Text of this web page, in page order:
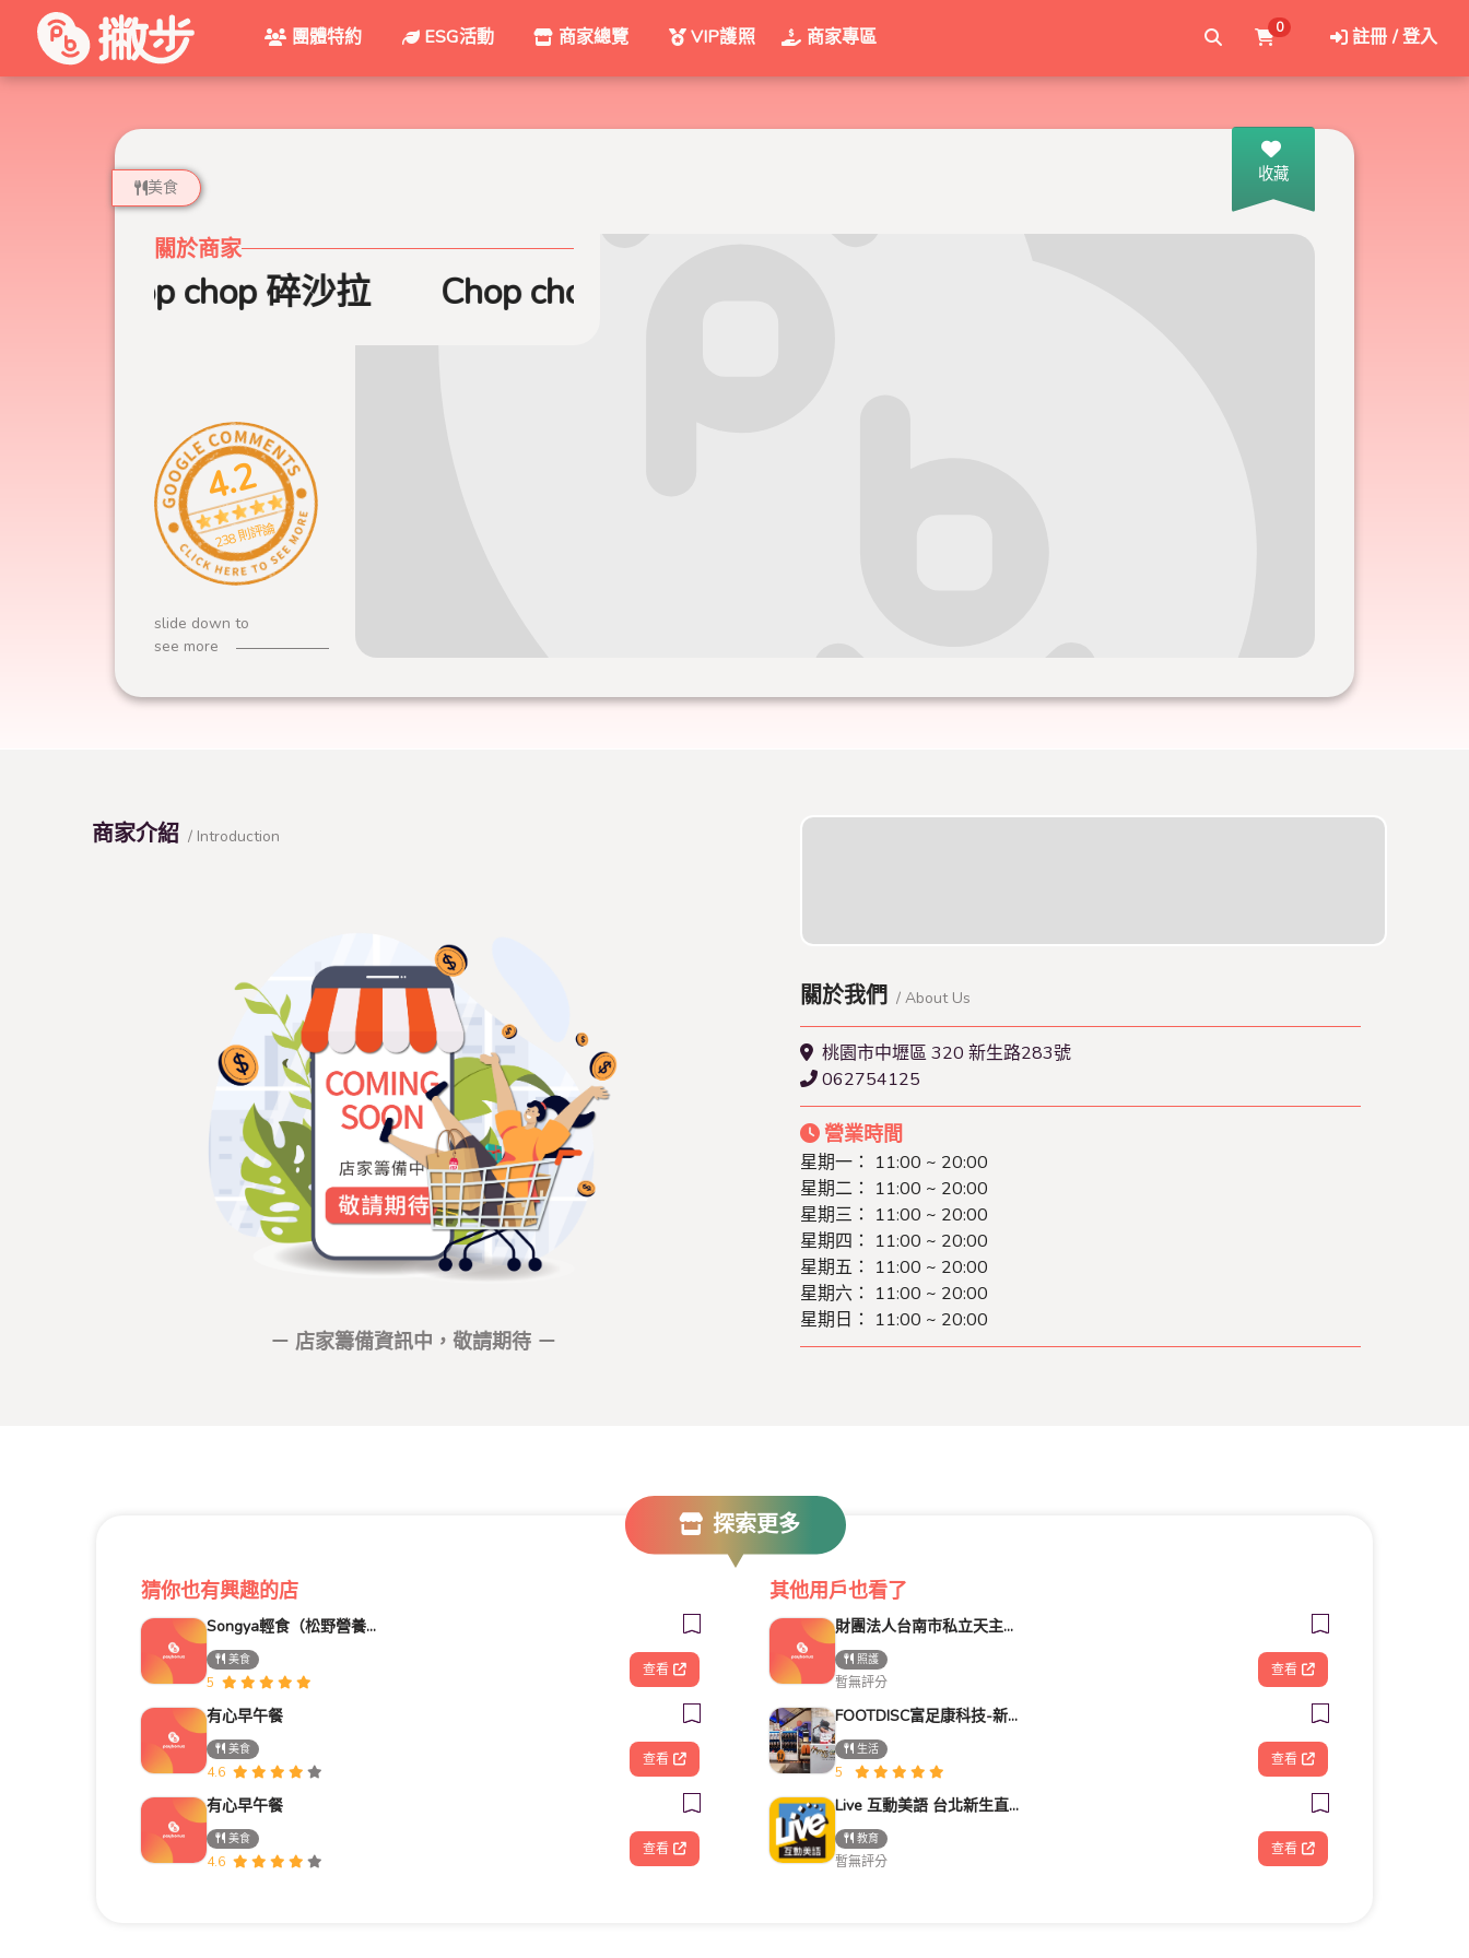
團體特約 ESG活動 商家總覽 VIP護照 商家專區 0 註冊 / 登入
收藏
美食
關於商家
Chop chop 碎沙拉 Chop chop 碎沙拉
4.2
238 則評論
slide down to
see more
商家介紹 / Introduction
－ 店家籌備資訊中，敬請期待 －
關於我們 / About Us
桃園市中壢區 320 新生路283號
062754125
營業時間
星期一： 11:00 ~ 20:00
星期二： 11:00 ~ 20:00
星期三： 11:00 ~ 20:00
星期四： 11:00 ~ 20:00
星期五： 11:00 ~ 20:00
星期六： 11:00 ~ 20:00
星期日： 11:00 ~ 20:00
探索更多
猜你也有興趣的店
Songya輕食（松野營養輕食）
美食
5
查看
有心早午餐
美食
4.6
查看
有心早午餐
美食
4.6
查看
其他用戶也看了
財團法人台南市私立天主教瑞復益智中心
照護
暫無評分
查看
FOOTDISC富足康科技-新光三越-桃園站前店
生活
5
查看
Live 互動美語 台北新生直營校 小一先修｜幼兒美語班｜兒童美語班｜自然發音班｜全民英檢班｜
教育
暫無評分
查看